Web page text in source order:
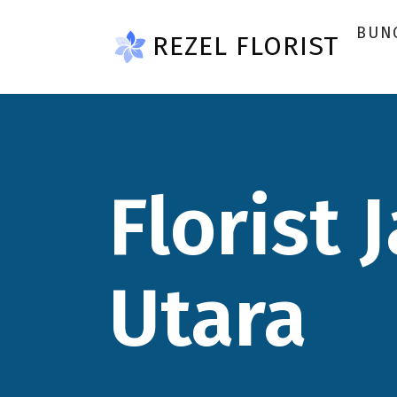
REZEL FLORIST
Florist
Utara